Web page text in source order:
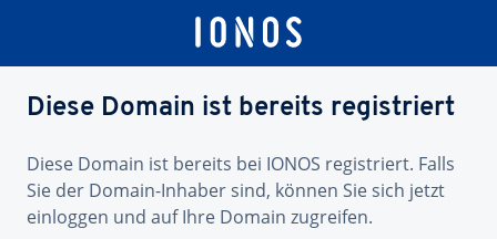
Diese Domain ist bereits registriert
Diese Domain ist bereits bei IONOS registriert. Falls
Sie der Domain-Inhaber sind, können Sie sich jetzt
einloggen und auf Ihre Domain zugreifen.